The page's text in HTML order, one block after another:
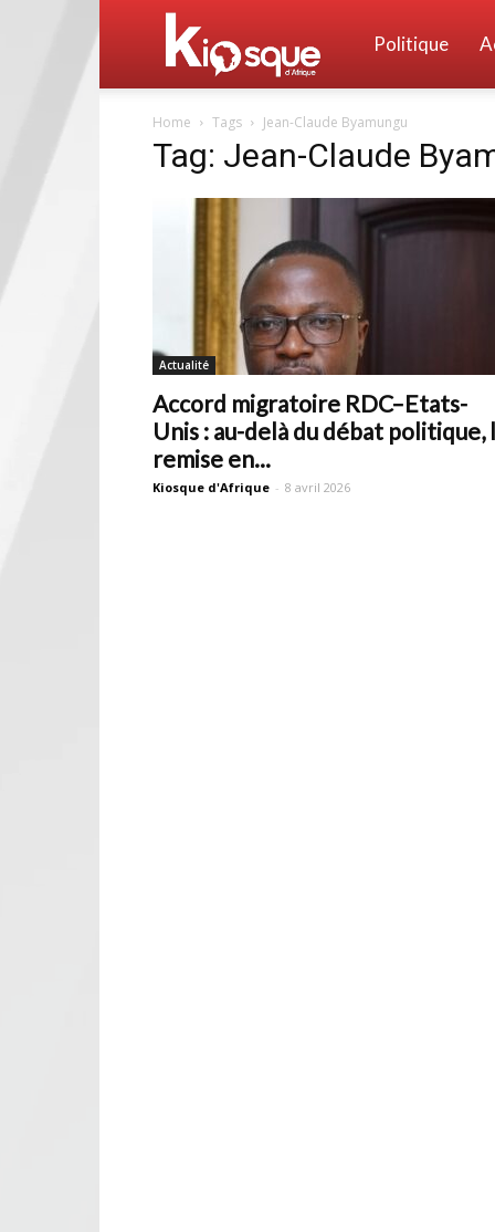
Kiosque
d'Afrique
Politique
Home Tags Jean-Claude Byamungu
Tag: Jean-Claude
Actualité
Accord migratoire RDC–Etats-
Unis : au-delà du débat politique,
remise en...
Kiosque d'Afrique - 8 avril 2026